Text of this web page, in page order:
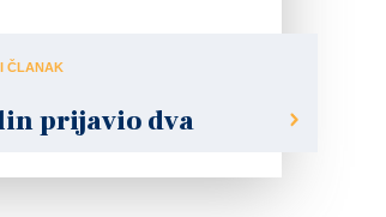
ČLANAK
prijavio dva